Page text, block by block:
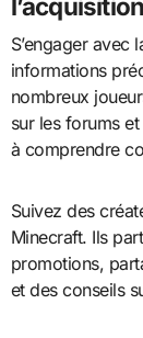
S’engager
informations
nombreux
sur les forums
à comprendre
Suivez des
Minecraft. Ils
promotions,
et des conseils